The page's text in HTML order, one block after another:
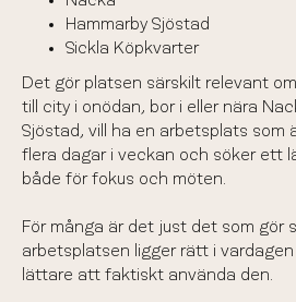
Hammarby Sjöstad
Sickla Köpkvarter
Det gör platsen särskilt relevant
till city i onödan, bor i eller nära
Sjöstad, vill ha en arbetsplats som
flera dagar i veckan och söker ett
både för fokus och möten.
För många är det just det som gör
arbetsplatsen ligger rätt i
lättare att faktiskt använda den.